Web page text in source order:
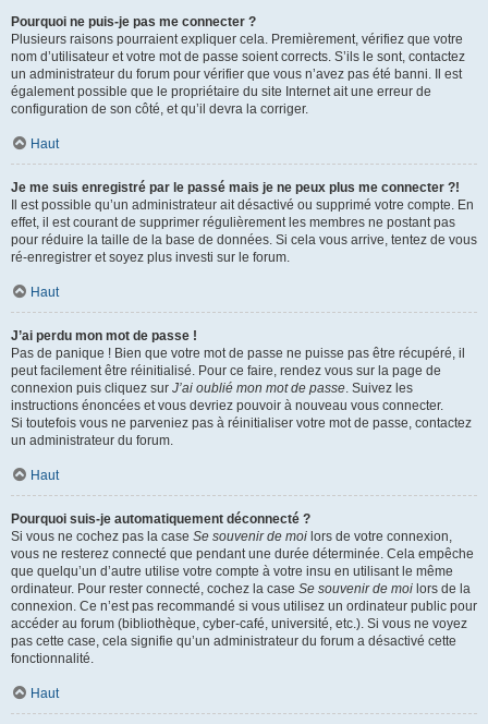
Pourquoi ne puis-je pas me connecter ?
Plusieurs raisons pourraient expliquer cela. Premièrement, vérifiez que votre
nom d’utilisateur et votre mot de passe soient corrects. S’ils le sont, contactez
un administrateur du forum pour vérifier que vous n’avez pas été banni. Il est
également possible que le propriétaire du site Internet ait une erreur de
configuration de son côté, et qu’il devra la corriger.
Haut
Je me suis enregistré par le passé mais je ne peux plus me connecter ?!
Il est possible qu’un administrateur ait désactivé ou supprimé votre compte. En
effet, il est courant de supprimer régulièrement les membres ne postant pas
pour réduire la taille de la base de données. Si cela vous arrive, tentez de vous
ré-enregistrer et soyez plus investi sur le forum.
Haut
J’ai perdu mon mot de passe !
Pas de panique ! Bien que votre mot de passe ne puisse pas être récupéré, il
peut facilement être réinitialisé. Pour ce faire, rendez vous sur la page de
connexion puis cliquez sur J’ai oublié mon mot de passe. Suivez les
instructions énoncées et vous devriez pouvoir à nouveau vous connecter.
Si toutefois vous ne parveniez pas à réinitialiser votre mot de passe, contactez
un administrateur du forum.
Haut
Pourquoi suis-je automatiquement déconnecté ?
Si vous ne cochez pas la case Se souvenir de moi lors de votre connexion,
vous ne resterez connecté que pendant une durée déterminée. Cela empêche
que quelqu’un d’autre utilise votre compte à votre insu en utilisant le même
ordinateur. Pour rester connecté, cochez la case Se souvenir de moi lors de la
connexion. Ce n’est pas recommandé si vous utilisez un ordinateur public pour
accéder au forum (bibliothèque, cyber-café, université, etc.). Si vous ne voyez
pas cette case, cela signifie qu’un administrateur du forum a désactivé cette
fonctionnalité.
Haut